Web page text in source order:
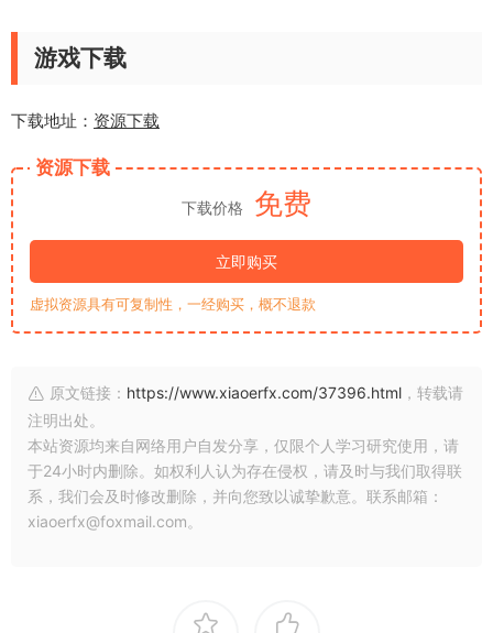
游戏下载
下载地址： 资源下载
资源下载
下载价格 免费
立即购买
虚拟资源具有可复制性，一经购买，概不退款
原文链接： https://www.xiaoerfx.com/37396.html ，转载请
注明出处。
本站资源均来自网络用户自发分享，仅限个人学习研究使用，请
于24小时内删除。如权利人认为存在侵权，请及时与我们取得联
系，我们会及时修改删除，并向您致以诚挚歉意。联系邮箱：
xiaoerfx@foxmail.com。